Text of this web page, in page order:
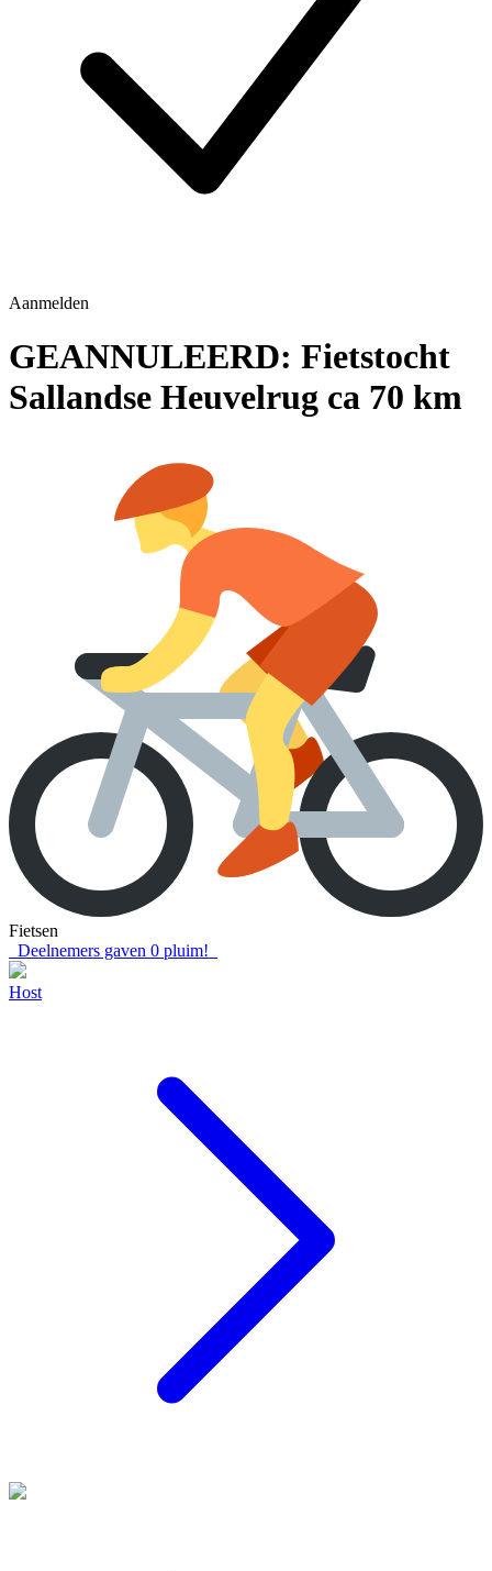
Aanmelden
GEANNULEERD: Fietstocht
Sallandse Heuvelrug ca 70 km
Fietsen
Deelnemers gaven 0 pluim!
Host